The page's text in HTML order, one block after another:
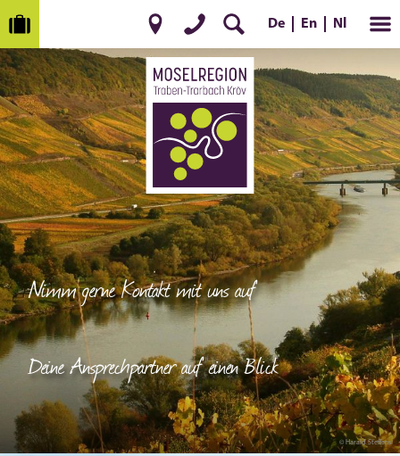
De En Nl
© Harald Steffens
Nimm gerne Kontakt mit uns auf
Deine Ansprechpartner auf einen Blick